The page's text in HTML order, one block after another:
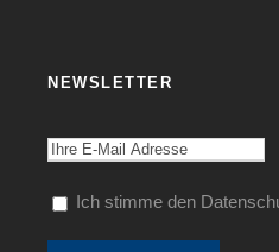
NEWSLETTER
Ich stimme den